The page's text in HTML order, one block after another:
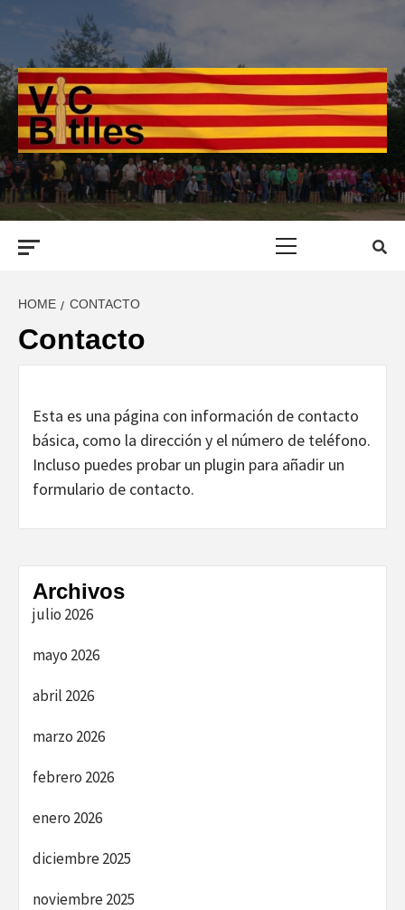
HOME CONTACTO
Contacto
Esta es una página con información de contacto
básica, como la dirección y el número de teléfono.
Incluso puedes probar un plugin para añadir un
formulario de contacto.
Archivos
julio 2026
mayo 2026
abril 2026
marzo 2026
febrero 2026
enero 2026
diciembre 2025
noviembre 2025